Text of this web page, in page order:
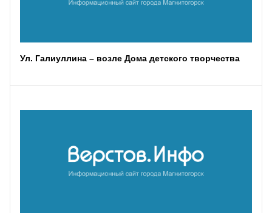
Ул. Галиуллина – возле Дома детского творчества